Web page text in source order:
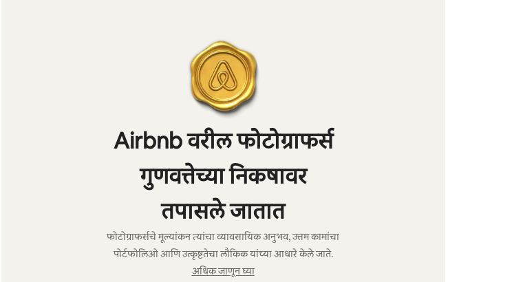
Airbnb वरील फोटोग्राफर्स
गुणवत्तेच्या निकषावर
तपासले जातात
फोटोग्राफर्सचे मूल्यांकन त्यांचा व्यावसायिक अनुभव, उत्तम कामांचा
पोर्टफोलिओ आणि उत्कृष्टतेचा लौकिक यांच्या आधारे केले जाते.
अधिक जाणून घ्या